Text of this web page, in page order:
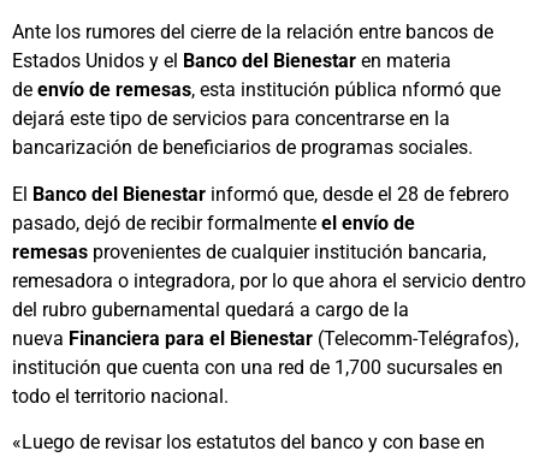
Ante los rumores del cierre de la relación entre bancos de
Estados Unidos y el Banco del Bienestar en materia
de envío de remesas, esta institución pública nformó que
dejará este tipo de servicios para concentrarse en la
bancarización de beneficiarios de programas sociales.
El Banco del Bienestar informó que, desde el 28 de febrero
pasado, dejó de recibir formalmente el envío de
remesas provenientes de cualquier institución bancaria,
remesadora o integradora, por lo que ahora el servicio dentro
del rubro gubernamental quedará a cargo de la
nueva Financiera para el Bienestar (Telecomm-Telégrafos),
institución que cuenta con una red de 1,700 sucursales en
todo el territorio nacional.
«Luego de revisar los estatutos del banco y con base en